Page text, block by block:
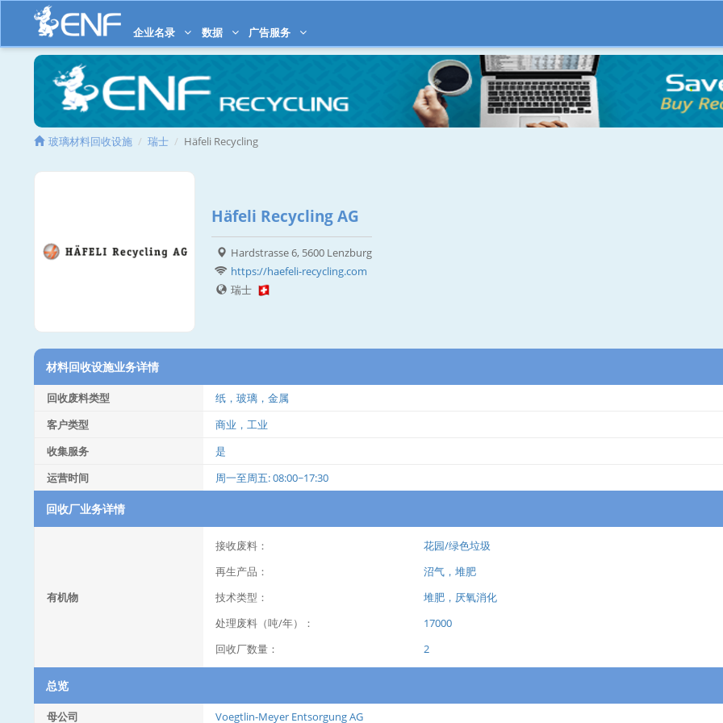
企业名录 数据 广告服务
玻璃材料回收设施 瑞士 Häfeli Recycling
Häfeli Recycling AG
Hardstrasse 6, 5600 Lenzburg
https://haefeli-recycling.com
瑞士
材料回收设施业务详情
回收废料类型
纸，玻璃，金属
客户类型
商业，工业
收集服务
是
运营时间
周一至周五: 08:00~17:30
回收厂业务详情
有机物
接收废料：
花园/绿色垃圾
再生产品：
沼气，堆肥
技术类型：
堆肥，厌氧消化
处理废料（吨/年）：
17000
回收厂数量：
2
总览
母公司 Voegtlin-Meyer Entsorgung AG